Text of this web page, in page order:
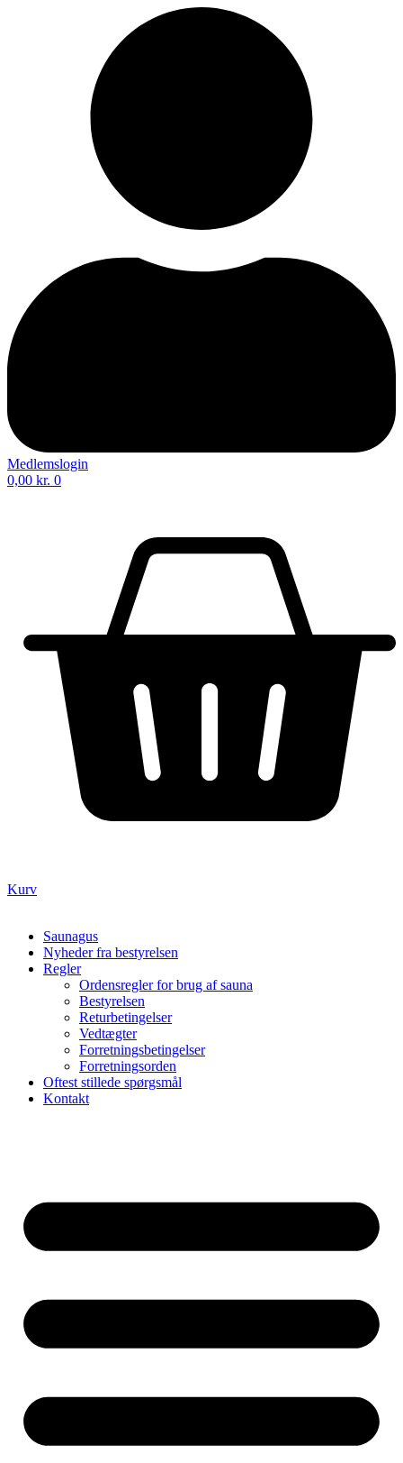
Medlemslogin
0,00 kr. 0
Kurv
Saunagus
Nyheder fra bestyrelsen
Regler
Ordensregler for brug af sauna
Bestyrelsen
Returbetingelser
Vedtægter
Forretningsbetingelser
Forretningsorden
Oftest stillede spørgsmål
Kontakt